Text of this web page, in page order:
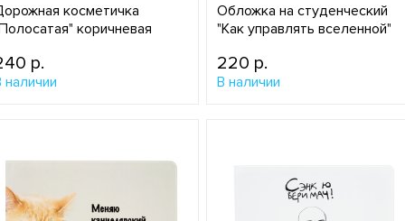
косметичка
коричневая
p.
наличии
Обложка на студенческий
"Как управлять вселенной"
220 p.
В наличии